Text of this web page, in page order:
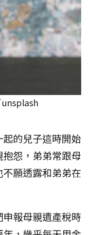
的兒子這時開始
怨，弟弟常跟母
願透露和弟弟在
報母親遺產稅時